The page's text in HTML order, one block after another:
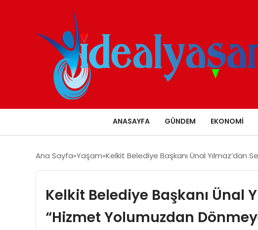
ANASAYFA GÜNDEM EKONOMI
Ana Sayfa Yaşam Kelkit Belediye Başkanı Ünal Yılmaz’dan
Kelkit Belediye Başkanı Ünal
“Hizmet Yolumuzdan